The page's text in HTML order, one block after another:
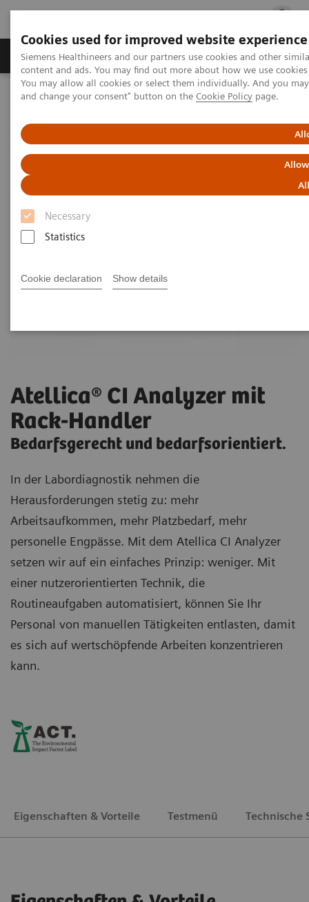
Cookies used for improved website experience
Siemens Healthineers and our partners use cookies and other
content and ads. You may find out more about how we use
You may allow all cookies or select them individually. And you
and change your consent" button on the Cookie Policy page.
Necessary
Statistics
Cookie declaration Show details
Fachbereiche Healthcare Management
Startseite
Labordiagnostik Portfolio
Atellica CI Analyzer mit Rack-Handler
Atellica® CI Analyzer mit
Rack-Handler
Bedarfsgerecht und bedarfsorientiert.
In der Labordiagnostik nehmen die
Herausforderungen stetig zu: mehr
Arbeitsaufkommen, mehr Platzbedarf, mehr
personelle Engpässe. Mit dem Atellica CI Analyzer
setzen wir auf ein einfaches Prinzip: weniger. Mit
einer nutzerorientierten Technik, die
Routineaufgaben automatisiert, können Sie Ihr
Personal von manuellen Tätigkeiten entlasten, damit
es sich auf wertschöpfende Arbeiten konzentrieren
kann.
Eigenschaften & Vorteile Testmenü Technische